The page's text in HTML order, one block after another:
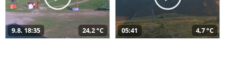
9.8. 18:35 24,2 °C 05:41 4,7 °C